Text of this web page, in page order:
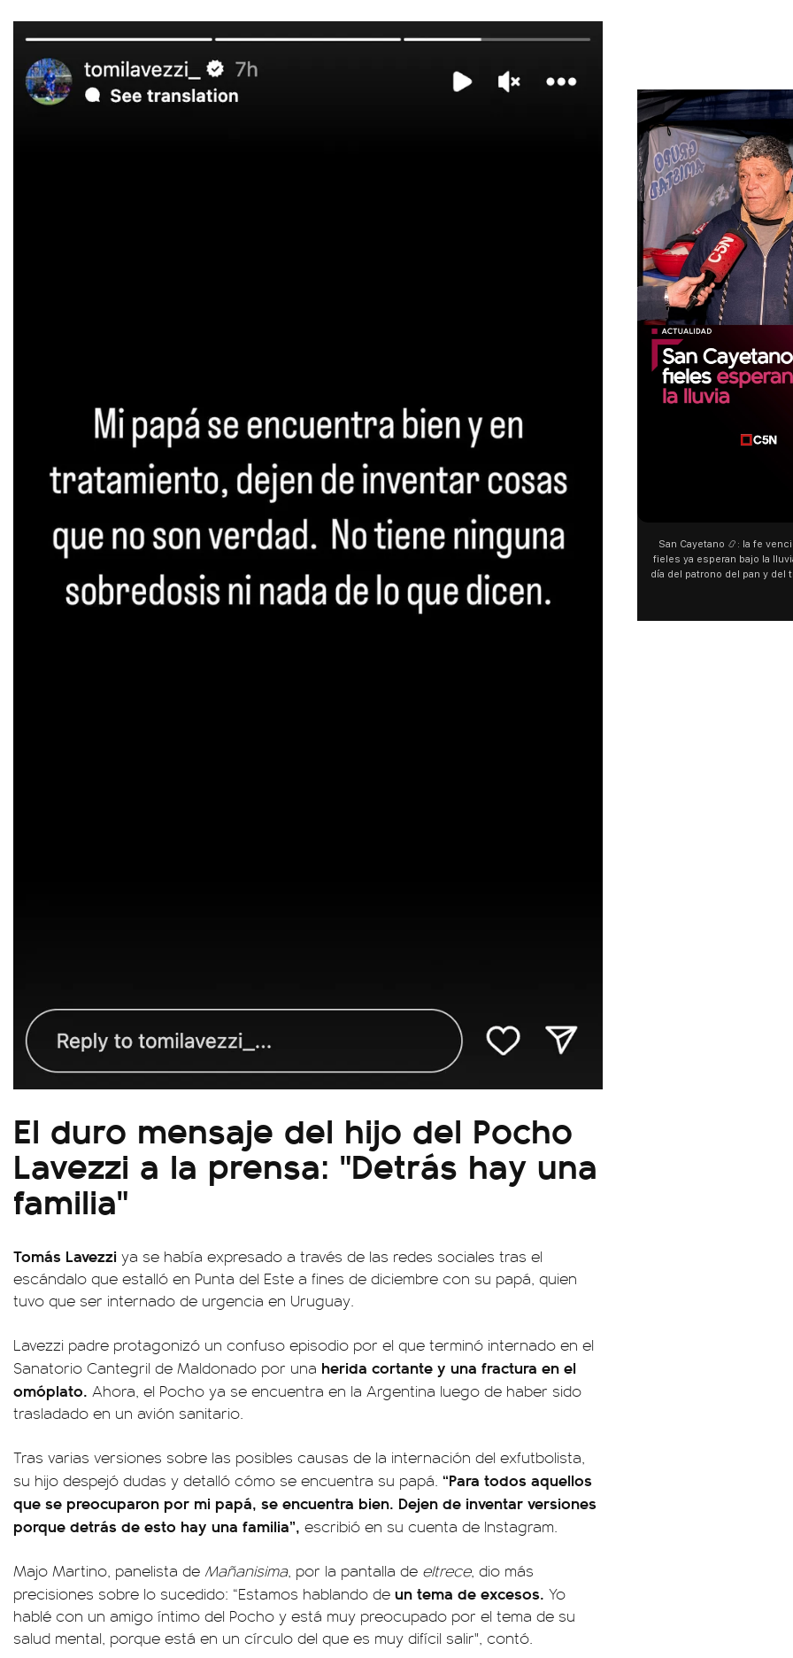
El duro mensaje del hijo del Pocho
Lavezzi a la prensa: "Detrás hay una
familia"
Tomás Lavezzi ya se había expresado a través de las redes sociales tras el
escándalo que estalló en Punta del Este a fines de diciembre con su papá, quien
tuvo que ser internado de urgencia en Uruguay.
Lavezzi padre protagonizó un confuso episodio por el que terminó internado en el
Sanatorio Cantegril de Maldonado por una herida cortante y una fractura en el
omóplato. Ahora, el Pocho ya se encuentra en la Argentina luego de haber sido
trasladado en un avión sanitario.
Tras varias versiones sobre las posibles causas de la internación del exfutbolista,
su hijo despejó dudas y detalló cómo se encuentra su papá. “Para todos aquellos
que se preocuparon por mi papá, se encuentra bien. Dejen de inventar versiones
porque detrás de esto hay una familia”, escribió en su cuenta de Instagram.
Majo Martino, panelista de Mañanisima, por la pantalla de eltrece, dio más
precisiones sobre lo sucedido: “Estamos hablando de un tema de excesos. Yo
hablé con un amigo íntimo del Pocho y está muy preocupado por el tema de su
salud mental, porque está en un círculo del que es muy difícil salir", contó.
San Cayetano 📿: la fe venció al agua y los
fieles ya esperan bajo la lluvia ➡️ A horas del
día del patrono del pan y del trabajo, miles de
personas acampan en Liniers para agradecer
y pedir. 🎙️ @bernardomagnago
“Preferís la joda y yo
¿Indirecta para Luck Ra?
"Te vi", su nueva
encontrar similitudes
declaraciones que hizo